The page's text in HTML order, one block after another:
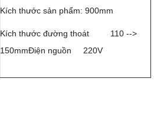
Kích thước sản phẩm: 900mm
Kích thước đường thoát 110 -->
150mmĐiện nguồn 220V